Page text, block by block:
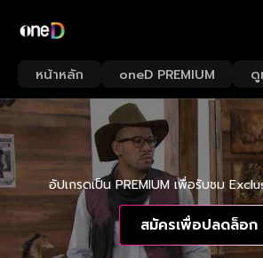
หน้าหลัก oneD PREMIUM
อัปเกรดเป็น PREMIUM เพื่อรับชม
สมัครเพื่อปลดล็อก